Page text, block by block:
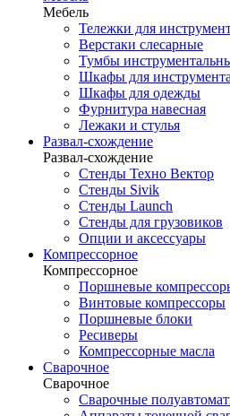
Мебель
Тележки для
Верстаки слесарные
Тумбы
Шкафы для инструмента
Шкафы для одежды
Фурнитура навесная
Лежаки и стулья
Развал-схождение
Развал-схождение
Стенды Техно Вектор
Стенды Sivik
Стенды Launch
Стенды для грузовиков
Опции и аксессуары
Компрессорное
Компрессорное
Поршневые
Винтовые компрессоры
Поршневые блоки
Ресиверы
Компрессорные масла
Сварочное
Сварочное
Сварочные